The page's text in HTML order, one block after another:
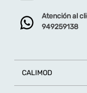
Atención al
949259138
CALIMOD